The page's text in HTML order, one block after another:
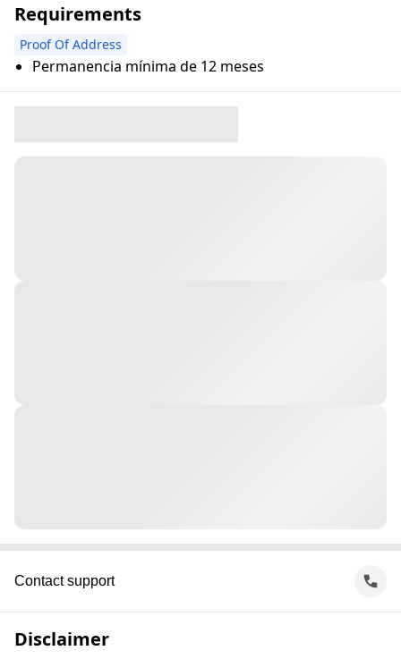
Requirements
Proof Of Address
Permanencia mínima de 12 meses
Contact support
Disclaimer